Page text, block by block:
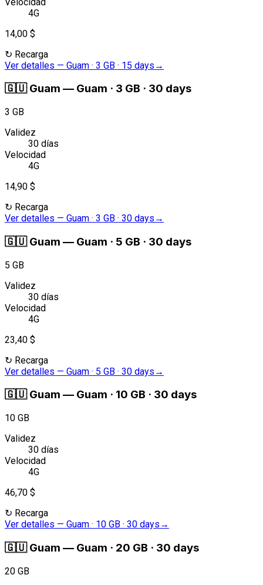
4G
14,00 $
↻ Recarga
Ver detalles — Guam · 3 GB · 15 days →
🇬🇺 Guam — Guam · 3 GB · 30 days
3 GB
Validez
30 días
Velocidad
4G
14,90 $
↻ Recarga
Ver detalles — Guam · 3 GB · 30 days →
🇬🇺 Guam — Guam · 5 GB · 30 days
5 GB
Validez
30 días
Velocidad
4G
23,40 $
↻ Recarga
Ver detalles — Guam · 5 GB · 30 days →
🇬🇺 Guam — Guam · 10 GB · 30 days
10 GB
Validez
30 días
Velocidad
4G
46,70 $
↻ Recarga
Ver detalles — Guam · 10 GB · 30 days →
🇬🇺 Guam — Guam · 20 GB · 30 days
20 GB